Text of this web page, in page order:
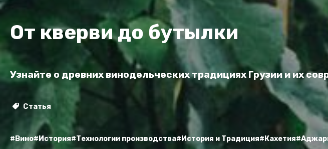
От кверви до бутылки
Узнайте о древних винодельческих традициях Грузии и их
Статья
#Вино#История#Технологии производства#История и Традиция#Кахетия